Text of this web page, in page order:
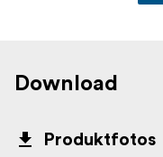
Download
Produktfotos